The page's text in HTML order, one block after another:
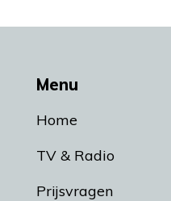
Menu
Home
TV & Radio
Prijsvragen